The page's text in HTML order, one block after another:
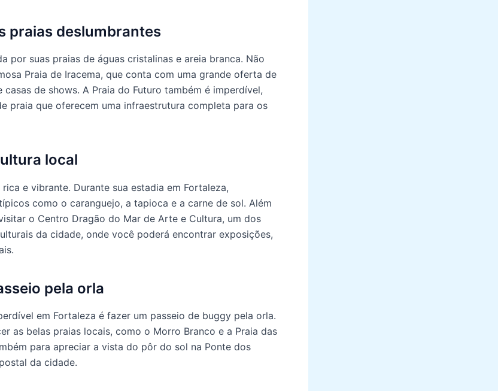
praias deslumbrantes
por suas praias de águas cristalinas e areia branca. Não
Praia de Iracema, que conta com uma grande oferta de
casas de shows. A Praia do Futuro também é imperdível,
praia que oferecem uma infraestrutura completa para os
local
e vibrante. Durante sua estadia em Fortaleza,
como o caranguejo, a tapioca e a carne de sol. Além
o Centro Dragão do Mar de Arte e Cultura, um dos
da cidade, onde você poderá encontrar exposições,
pela orla
em Fortaleza é fazer um passeio de buggy pela orla.
as belas praias locais, como o Morro Branco e a Praia das
para apreciar a vista do pôr do sol na Ponte dos
da cidade.